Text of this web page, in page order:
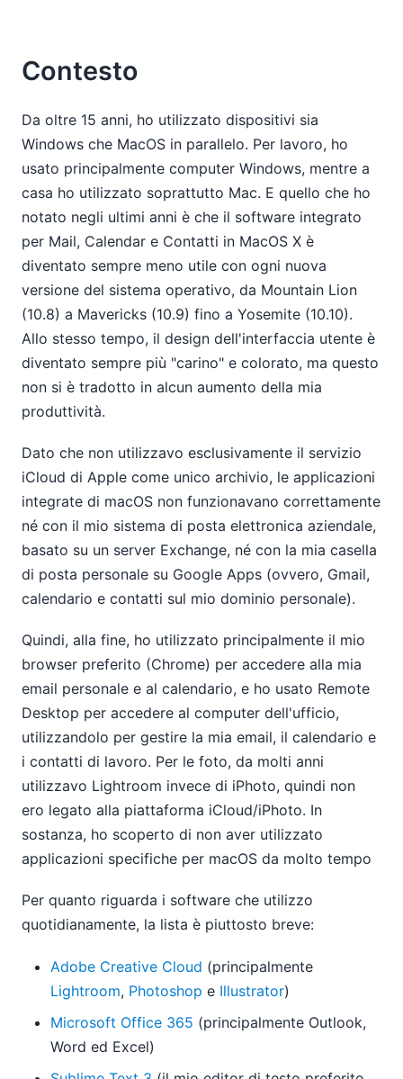
Contesto
Da oltre 15 anni, ho utilizzato dispositivi sia
Windows che MacOS in parallelo. Per lavoro, ho
usato principalmente computer Windows, mentre a
casa ho utilizzato soprattutto Mac. E quello che ho
notato negli ultimi anni è che il software integrato
per Mail, Calendar e Contatti in MacOS X è
diventato sempre meno utile con ogni nuova
versione del sistema operativo, da Mountain Lion
(10.8) a Mavericks (10.9) fino a Yosemite (10.10).
Allo stesso tempo, il design dell'interfaccia utente è
diventato sempre più "carino" e colorato, ma questo
non si è tradotto in alcun aumento della mia
produttività.
Dato che non utilizzavo esclusivamente il servizio
iCloud di Apple come unico archivio, le applicazioni
integrate di macOS non funzionavano correttamente
né con il mio sistema di posta elettronica aziendale,
basato su un server Exchange, né con la mia casella
di posta personale su Google Apps (ovvero, Gmail,
calendario e contatti sul mio dominio personale).
Quindi, alla fine, ho utilizzato principalmente il mio
browser preferito (Chrome) per accedere alla mia
email personale e al calendario, e ho usato Remote
Desktop per accedere al computer dell'ufficio,
utilizzandolo per gestire la mia email, il calendario e
i contatti di lavoro. Per le foto, da molti anni
utilizzavo Lightroom invece di iPhoto, quindi non
ero legato alla piattaforma iCloud/iPhoto. In
sostanza, ho scoperto di non aver utilizzato
applicazioni specifiche per macOS da molto tempo
Per quanto riguarda i software che utilizzo
quotidianamente, la lista è piuttosto breve:
Adobe Creative Cloud (principalmente
Lightroom, Photoshop e Illustrator)
Microsoft Office 365 (principalmente Outlook,
Word ed Excel)